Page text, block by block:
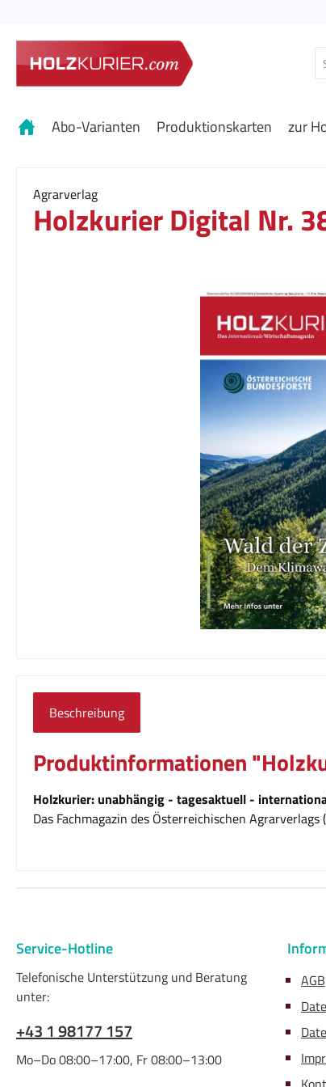
Abo-Varianten Produktionskarten zur
Agrarverlag
Holzkurier Digital Nr.
Beschreibung
Produktinformationen
Holzkurier: unabhängig - tagesaktuell -
Das Fachmagazin des Österreichischen
Service-Hotline
Telefonische Unterstützung und Beratung
unter:
+43 1 98177 157
Mo–Do 08:00–17:00, Fr 08:00–13:00
AGB